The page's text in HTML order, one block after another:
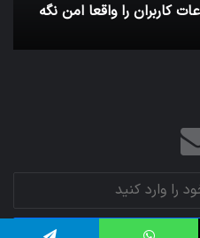
کاربران را واقعا امن نگه